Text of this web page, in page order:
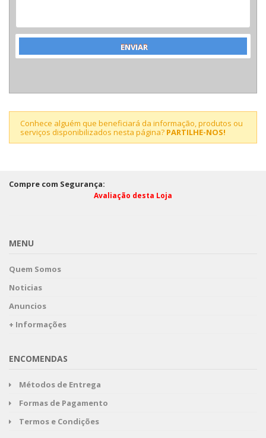
Conhece alguém que beneficiará da informação, produtos ou
serviços disponibilizados nesta página? PARTILHE-NOS!
Compre com Segurança:
Avaliação desta Loja
MENU
Quem Somos
Noticias
Anuncios
+ Informações
ENCOMENDAS
Métodos de Entrega
Formas de Pagamento
Termos e Condições